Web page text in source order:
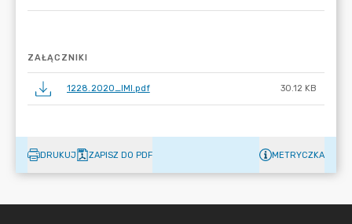
ZAŁĄCZNIKI
1228.2020_IMI.pdf 30.12 KB
DRUKUJ ZAPISZ DO PDF METRYCZKA